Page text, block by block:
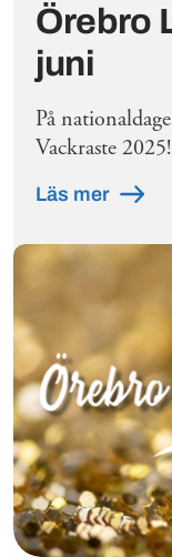
Örebro
juni
På
Vackraste
Läs mer